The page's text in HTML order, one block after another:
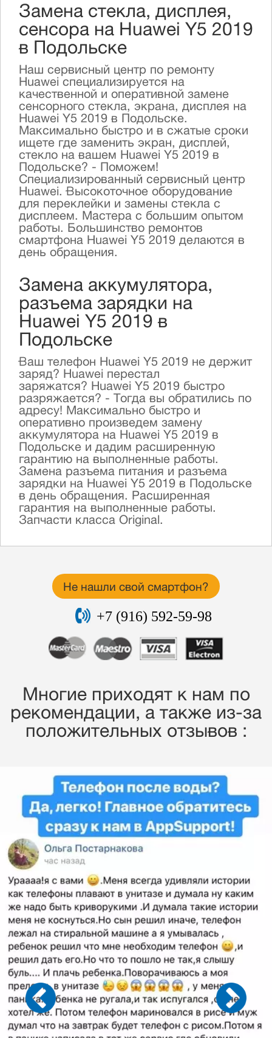
Замена стекла, дисплея,
сенсора на Huawei Y5 2019
в Подольске
Наш сервисный центр по ремонту
Huawei специализируется на
качественной и оперативной замене
сенсорного стекла, экрана, дисплея на
Huawei Y5 2019 в Подольске.
Максимально быстро и в сжатые сроки
ищете где заменить экран, дисплей,
стекло на вашем Huawei Y5 2019 в
Подольске? - Поможем!
Специализированный сервисный центр
Huawei. Высокоточное оборудование
для переклейки и замены стекла с
дисплеем. Мастера с большим опытом
работы. Большинство ремонтов
смартфона Huawei Y5 2019 делаются в
день обращения.
Замена аккумулятора,
разъема зарядки на
Huawei Y5 2019 в
Подольске
Ваш телефон Huawei Y5 2019 не держит
заряд? Huawei перестал
заряжатся? Huawei Y5 2019 быстро
разряжается? - Тогда вы обратились по
адресу! Максимально быстро и
оперативно произведем замену
аккумулятора на Huawei Y5 2019 в
Подольске и дадим расширенную
гарантию на выполненные работы.
Замена разъема питания и разъема
зарядки на Huawei Y5 2019 в Подольске
в день обращения. Расширенная
гарантия на выполненные работы.
Запчасти класса Original.
Не нашли свой смартфон?
+7 (916) 592-59-98
Многие приходят к нам по
рекомендации, a также из-за
положительных отзывов :